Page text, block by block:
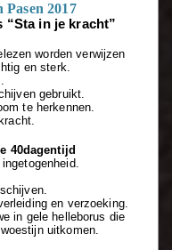
2017
“Sta in je kracht”
worden verwijzen
en sterk.
gebruikt.
te herkennen.
40dagentijd
en verzoeking.
in gele helleborus die
uitkomen.